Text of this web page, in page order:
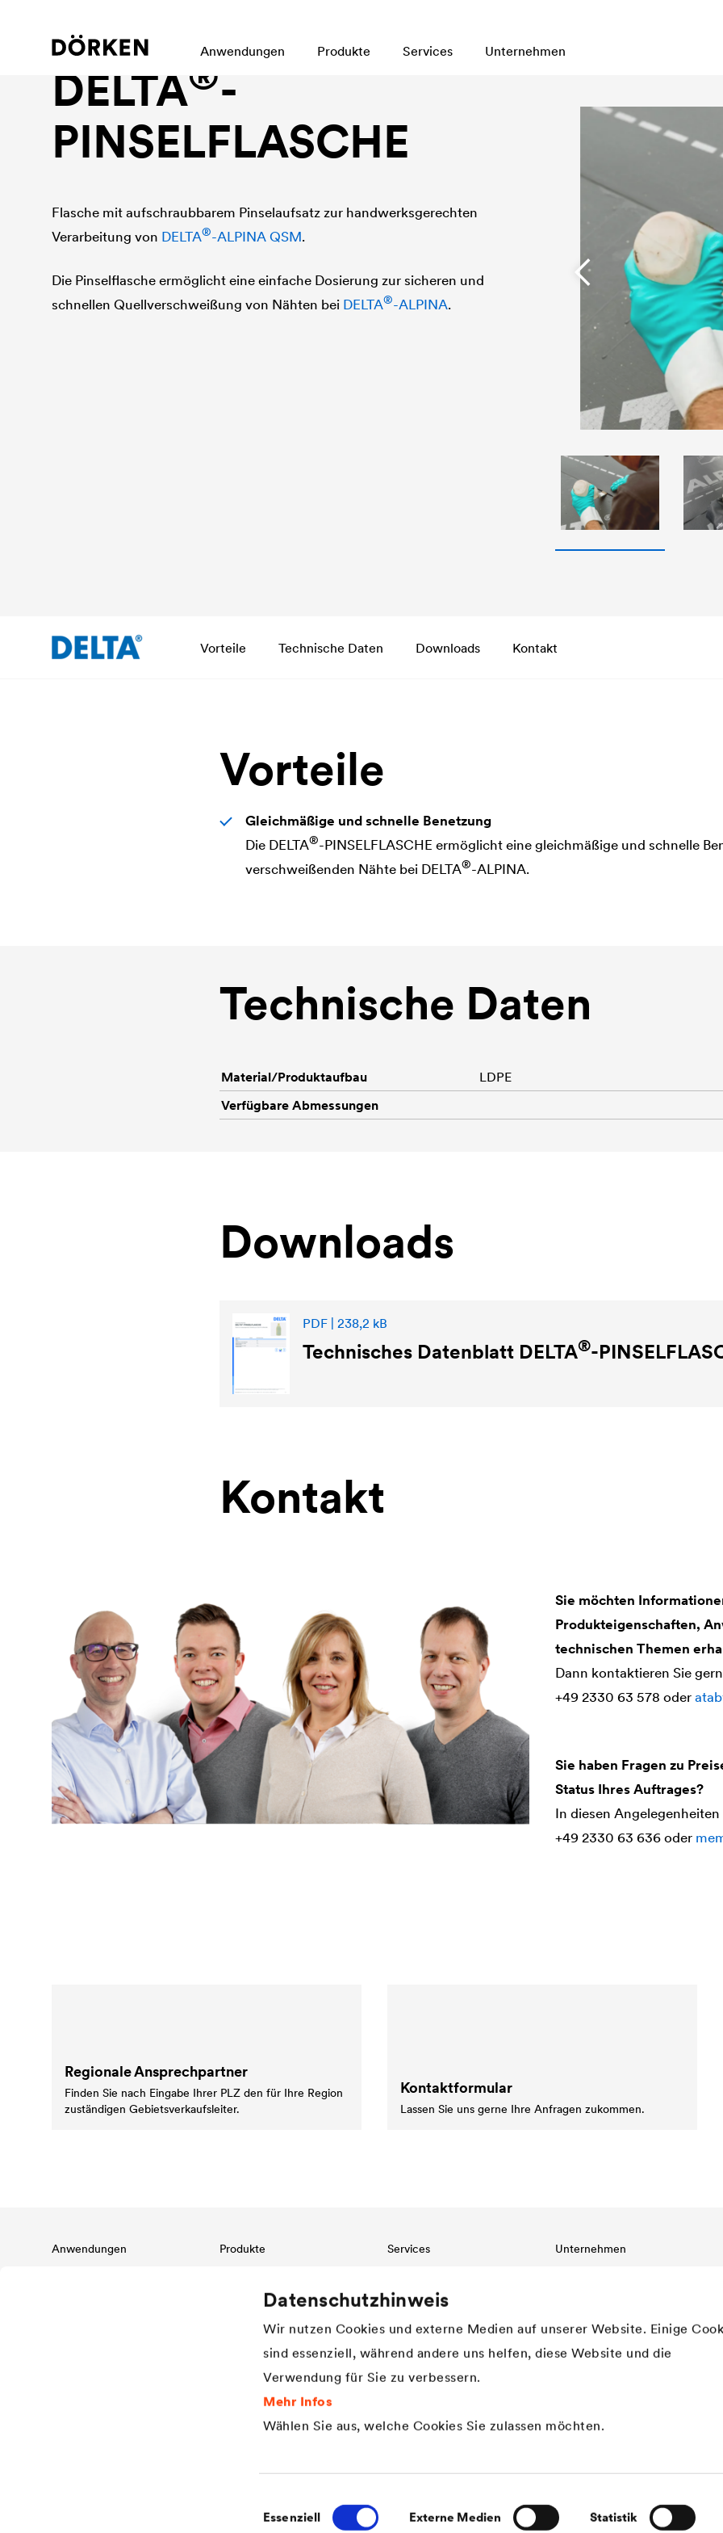
Datenschutzhinweis
Wir nutzen Cookies und externe Medien auf unserer Website. Einige
sind essenziell, während andere uns helfen, diese Website und die
Verwendung für Sie zu verbessern.
Mehr Infos
Wählen Sie aus, welche Cookies Sie zulassen möchten.
Einwilligungsauswahl
Essenziell Externe Medien Statistik
Anwendungen Produkte Services Unternehmen
DELTA®-ALPINA Zubehör
DELTA®-
PINSELFLASCHE
Flasche mit aufschraubbarem Pinselaufsatz zur handwerksgerechten
Verarbeitung von DELTA®-ALPINA QSM.
Die Pinselflasche ermöglicht eine einfache Dosierung zur sicheren und
schnellen Quellverschweißung von Nähten bei DELTA®-ALPINA.
Vorteile Technische Daten Downloads Kontakt
Vorteile
Gleichmäßige und schnelle Benetzung
Die DELTA®-PINSELFLASCHE ermöglicht eine gleichmäßige und schnelle
verschweißenden Nähte bei DELTA®-ALPINA.
Technische Daten
Material/Produktaufbau
LDPE
Verfügbare Abmessungen
Downloads
PDF | 238,2 kB
Technisches Datenblatt DELTA®-
Kontakt
Sie möchten
Produkteigenschaften,
technischen Themen
Dann kontaktieren Sie
+49 2330 63 578 oder
Sie haben Fragen zu
Status Ihres Auftrages?
In diesen
+49 2330 63 636 oder
Regionale Ansprechpartner
Finden Sie nach Eingabe Ihrer PLZ den für Ihre Region
zuständigen Gebietsverkaufsleiter.
Kontaktformular
Lassen Sie uns gerne Ihre Anfragen zukommen.
Anwendungen Produkte
Luft- und Dampfsperren
Dachzubehör
Fassadenbahnen bei offenen
Dränbahnen
Wasserspeicherbahnen
Services
Referenzen
Nationale Ansprechpartner
Unternehmen
Historie
Nachhaltigkeit